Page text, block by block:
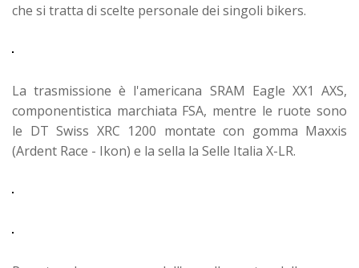
che si tratta di scelte personale dei singoli bikers.
La trasmissione è l'americana SRAM Eagle XX1 AXS,
componentistica marchiata FSA, mentre le ruote sono
le DT Swiss XRC 1200 montate con gomma Maxxis
(Ardent Race - Ikon) e la sella la Selle Italia X-LR.